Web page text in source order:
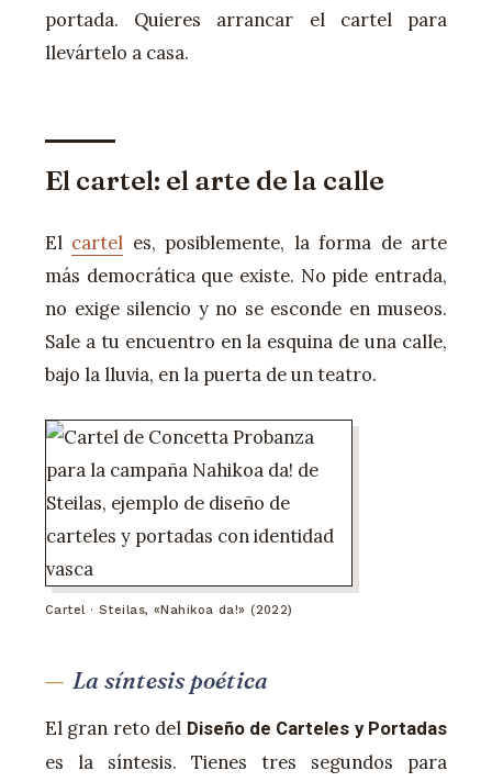
portada. Quieres arrancar el cartel para
llevártelo a casa.
El cartel: el arte de la calle
El cartel es, posiblemente, la forma de arte
más democrática que existe. No pide entrada,
no exige silencio y no se esconde en museos.
Sale a tu encuentro en la esquina de una calle,
bajo la lluvia, en la puerta de un teatro.
Cartel · Steilas, «Nahikoa da!» (2022)
La síntesis poética
El gran reto del Diseño de Carteles y Portadas
es la síntesis. Tienes tres segundos para